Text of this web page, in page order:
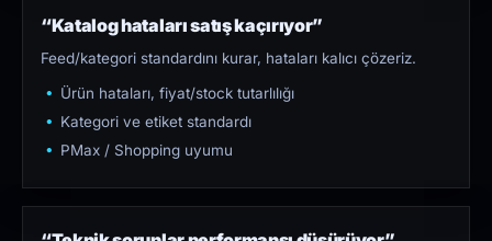
“Katalog hataları satış kaçırıyor”
Feed/kategori standardını kurar, hataları kalıcı çözeriz.
Ürün hataları, fiyat/stock tutarlılığı
Kategori ve etiket standardı
PMax / Shopping uyumu